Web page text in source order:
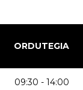
ORDUTEGIA
09:30 - 14:00